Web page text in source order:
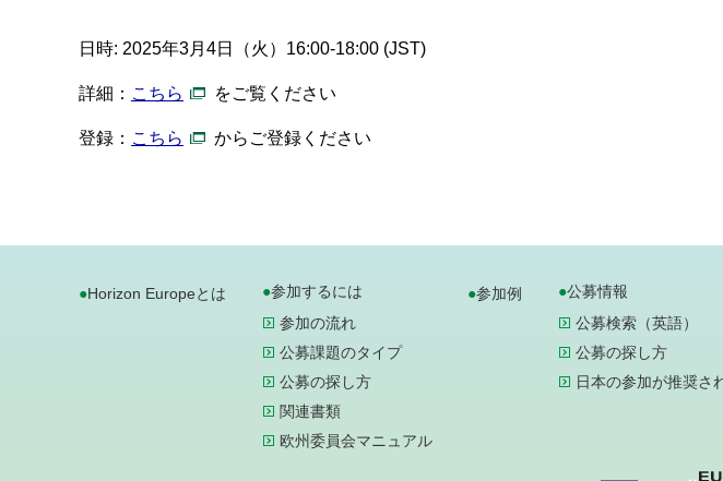
日時: 2025年3月4日（火）16:00-18:00 (JST)
詳細： こちら をご覧ください
登録： こちら からご登録ください
Horizon Europeとは
参加するには
参加の流れ
公募課題のタイプ
公募の探し方
関連書類
欧州委員会マニュアル
参加例
公募情報
公募検索（英語）
公募の探し方
日本の参加が推奨さ